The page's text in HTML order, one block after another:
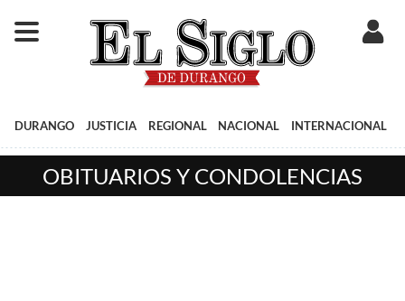
DURANGO JUSTICIA REGIONAL NACIONAL INTERNACIONAL
OBITUARIOS Y CONDOLENCIAS